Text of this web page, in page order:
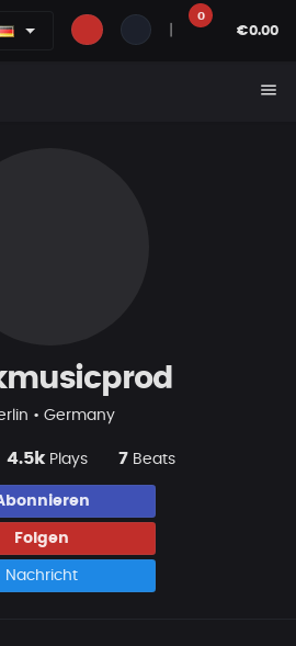
0
€0.00
menu
• Germany
4.5k Plays 7 Beats
Folgen
Nachricht